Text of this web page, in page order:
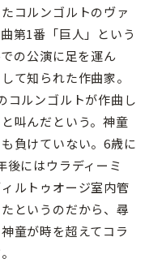
コルンゴルトのヴァ
第1番「巨人」という
の公演に足を運ん
て知られた作曲家。
コルンゴルトが作曲し
叫んだという。神童
負けていない。6歳に
後にはウラディーミ
ルトゥオージ室内管
というのだから、尋
童が時を超えてコラ